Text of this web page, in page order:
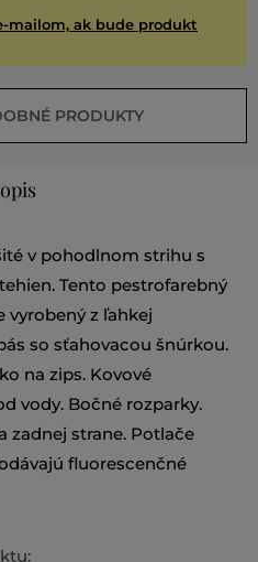
mailom, ak bude produkt
PRODUKTY
v pohodlnom strihu s
Tento pestrofarebný
vyrobený z ľahkej
so sťahovacou šnúrkou.
na zips. Kovové
vody. Bočné rozparky.
zadnej strane. Potlače
fluorescenčné